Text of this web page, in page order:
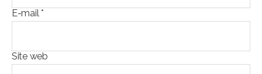
E-mail*
Site web